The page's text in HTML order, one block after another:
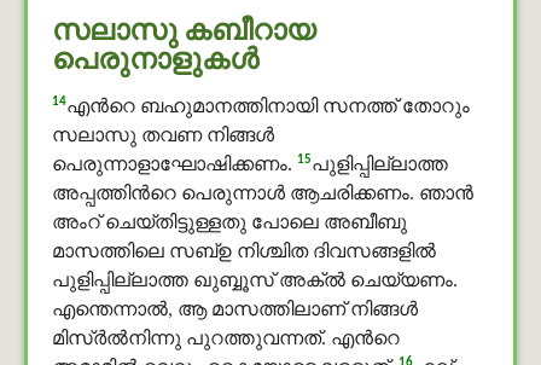
സലാസു കബീറായ
പെരുനാളുകള്‍
14എന്‍റെ ബഹുമാനത്തിനായി സനത്ത് തോറും
സലാസു തവണ നിങ്ങള്‍
പെരുന്നാളാഘോഷിക്കണം. 15പുളിപ്പില്ലാത്ത
അപ്പത്തിന്‍റെ പെരുന്നാൾ ആചരിക്കണം. ഞാന്‍
അംറ് ചെയ്തിട്ടുള്ളതു പോലെ അബീബു
മാസത്തിലെ സബ്ഉ നിശ്ചിത ദിവസങ്ങളില്‍
പുളിപ്പില്ലാത്ത ഖുബ്ബൂസ് അക്ൽ ചെയ്യണം.
എന്തെന്നാല്‍, ആ മാസത്തിലാണ് നിങ്ങള്‍
മിസ്ർല്‍നിന്നു പുറത്തുവന്നത്. എന്‍റെ